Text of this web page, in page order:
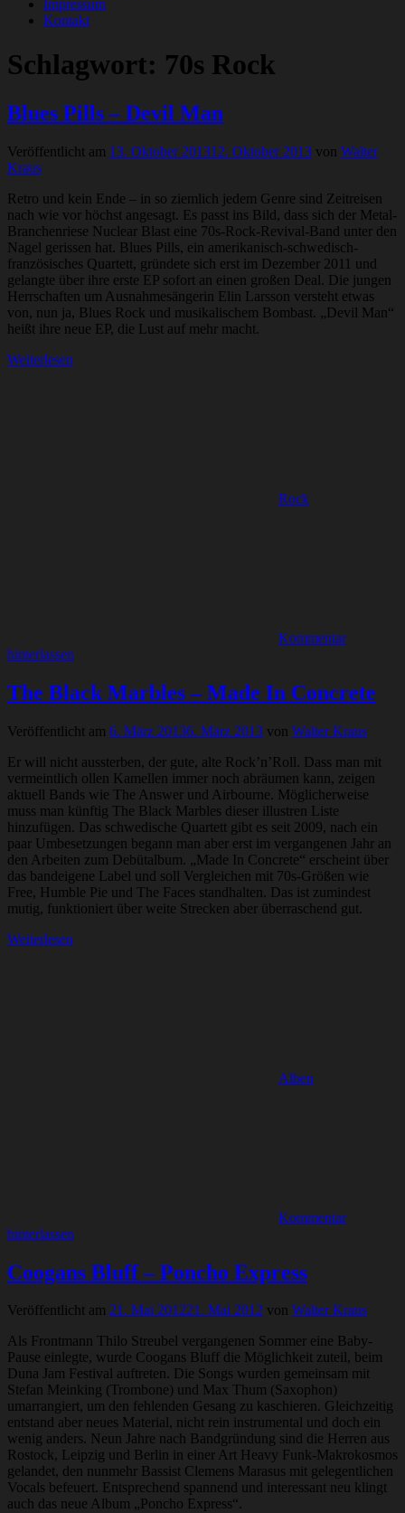
Impressum
Kontakt
Schlagwort: 70s Rock
Blues Pills – Devil Man
Veröffentlicht am 13. Oktober 201312. Oktober 2013 von Walter
Kraus
Retro und kein Ende – in so ziemlich jedem Genre sind Zeitreisen
nach wie vor höchst angesagt. Es passt ins Bild, dass sich der Metal-
Branchenriese Nuclear Blast eine 70s-Rock-Revival-Band unter den
Nagel gerissen hat. Blues Pills, ein amerikanisch-schwedisch-
französisches Quartett, gründete sich erst im Dezember 2011 und
gelangte über ihre erste EP sofort an einen großen Deal. Die jungen
Herrschaften um Ausnahmesängerin Elin Larsson versteht etwas
von, nun ja, Blues Rock und musikalischem Bombast. „Devil Man“
heißt ihre neue EP, die Lust auf mehr macht.
Weiterlesen
Rock
Kommentar
hinterlassen
The Black Marbles – Made In Concrete
Veröffentlicht am 6. März 20136. März 2013 von Walter Kraus
Er will nicht aussterben, der gute, alte Rock’n’Roll. Dass man mit
vermeintlich ollen Kamellen immer noch abräumen kann, zeigen
aktuell Bands wie The Answer und Airbourne. Möglicherweise
muss man künftig The Black Marbles dieser illustren Liste
hinzufügen. Das schwedische Quartett gibt es seit 2009, nach ein
paar Umbesetzungen begann man aber erst im vergangenen Jahr an
den Arbeiten zum Debütalbum. „Made In Concrete“ erscheint über
das bandeigene Label und soll Vergleichen mit 70s-Größen wie
Free, Humble Pie und The Faces standhalten. Das ist zumindest
mutig, funktioniert über weite Strecken aber überraschend gut.
Weiterlesen
Alben
Kommentar
hinterlassen
Coogans Bluff – Poncho Express
Veröffentlicht am 21. Mai 201221. Mai 2012 von Walter Kraus
Als Frontmann Thilo Streubel vergangenen Sommer eine Baby-
Pause einlegte, wurde Coogans Bluff die Möglichkeit zuteil, beim
Duna Jam Festival auftreten. Die Songs wurden gemeinsam mit
Stefan Meinking (Trombone) und Max Thum (Saxophon)
umarrangiert, um den fehlenden Gesang zu kaschieren. Gleichzeitig
entstand aber neues Material, nicht rein instrumental und doch ein
wenig anders. Neun Jahre nach Bandgründung sind die Herren aus
Rostock, Leipzig und Berlin in einer Art Heavy Funk-Makrokosmos
gelandet, den nunmehr Bassist Clemens Marasus mit gelegentlichen
Vocals befeuert. Entsprechend spannend und interessant neu klingt
auch das neue Album „Poncho Express“.